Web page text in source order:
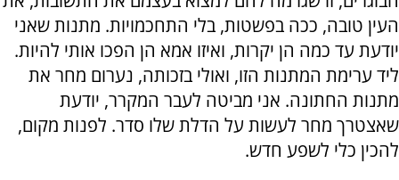
העין טובה, ככה בפשטות, בלי התחכמויות. מתנות שאני
יודעת עד כמה הן יקרות, ואיזו אמא הן הפכו אותי להיות.
ליד ערימת המתנות הזו, ואולי בזכותה, נערום מחר את
מתנות החתונה. אני מביטה לעבר המקרר, יודעת
שאצטרך מחר לעשות על הדלת שלו סדר. לפנות מקום,
להכין כלי לשפע חדש.